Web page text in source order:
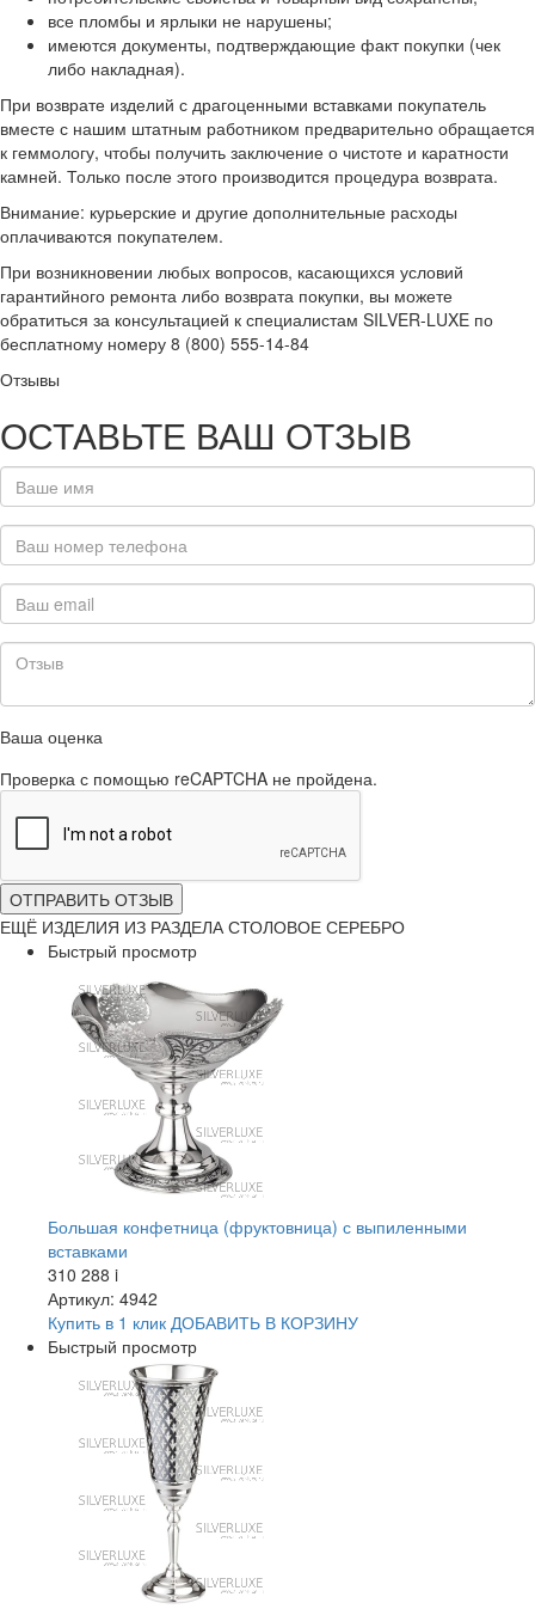
все пломбы и ярлыки не нарушены;
имеются документы, подтверждающие факт покупки (чек
либо накладная).
При возврате изделий с драгоценными вставками покупатель
вместе с нашим штатным работником предварительно обращается
к геммологу, чтобы получить заключение о чистоте и каратности
камней. Только после этого производится процедура возврата.
Внимание: курьерские и другие дополнительные расходы
оплачиваются покупателем.
При возникновении любых вопросов, касающихся условий
гарантийного ремонта либо возврата покупки, вы можете
обратиться за консультацией к специалистам SILVER-LUXE по
бесплатному номеру 8 (800) 555-14-84
Отзывы
ОСТАВЬТЕ ВАШ ОТЗЫВ
Ваша оценка
Проверка с помощью reCAPTCHA не пройдена.
ОТПРАВИТЬ ОТЗЫВ
ЕЩЁ ИЗДЕЛИЯ ИЗ РАЗДЕЛА СТОЛОВОЕ СЕРЕБРО
Быстрый просмотр
Большая конфетница (фруктовница) с выпиленными
вставками
310 288 i
Артикул: 4942
Купить в 1 клик ДОБАВИТЬ В КОРЗИНУ
Быстрый просмотр